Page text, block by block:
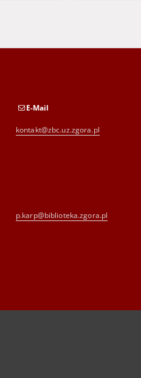
E-Mail
kontakt@zbc.uz.zgora.pl
p.karp@biblioteka.zgora.pl